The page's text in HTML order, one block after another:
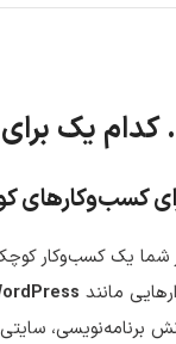
شما یک کسب‌وکار
مانند
برنامه‌نویسی،